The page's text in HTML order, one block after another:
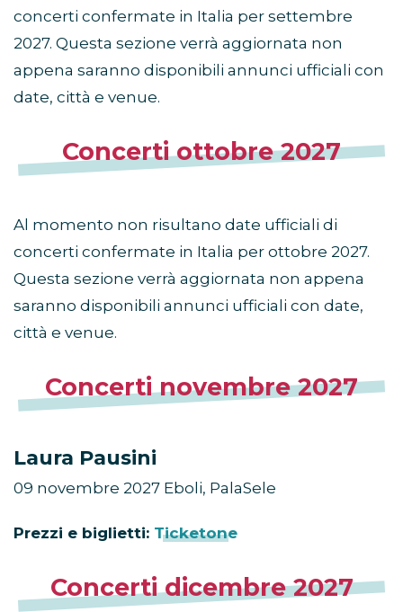
concerti confermate in Italia per settembre
2027. Questa sezione verrà aggiornata non
appena saranno disponibili annunci ufficiali con
date, città e venue.
Concerti ottobre 2027
Al momento non risultano date ufficiali di
concerti confermate in Italia per ottobre 2027.
Questa sezione verrà aggiornata non appena
saranno disponibili annunci ufficiali con date,
città e venue.
Concerti novembre 2027
Laura Pausini
09 novembre 2027 Eboli, PalaSele
Prezzi e biglietti: Ticketone
Concerti dicembre 2027